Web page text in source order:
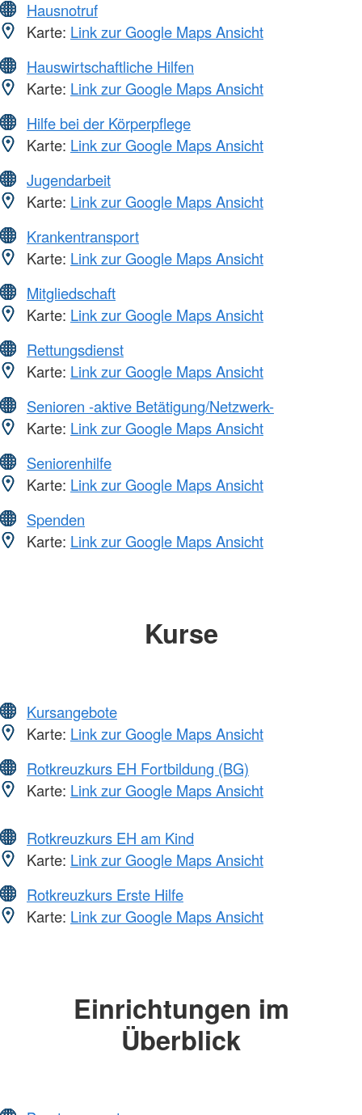
Hausnotruf
Karte: Link zur Google Maps Ansicht
Hauswirtschaftliche Hilfen
Karte: Link zur Google Maps Ansicht
Hilfe bei der Körperpflege
Karte: Link zur Google Maps Ansicht
Jugendarbeit
Karte: Link zur Google Maps Ansicht
Krankentransport
Karte: Link zur Google Maps Ansicht
Mitgliedschaft
Karte: Link zur Google Maps Ansicht
Rettungsdienst
Karte: Link zur Google Maps Ansicht
Senioren -aktive Betätigung/Netzwerk-
Karte: Link zur Google Maps Ansicht
Seniorenhilfe
Karte: Link zur Google Maps Ansicht
Spenden
Karte: Link zur Google Maps Ansicht
Kurse
Kursangebote
Karte: Link zur Google Maps Ansicht
Rotkreuzkurs EH Fortbildung (BG)
Karte: Link zur Google Maps Ansicht
Rotkreuzkurs EH am Kind
Karte: Link zur Google Maps Ansicht
Rotkreuzkurs Erste Hilfe
Karte: Link zur Google Maps Ansicht
Einrichtungen im
Überblick